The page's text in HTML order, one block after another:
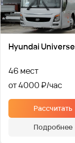
Hyundai Universe
46 мест
от 4000 ₽
Рассчитать
Подробнее